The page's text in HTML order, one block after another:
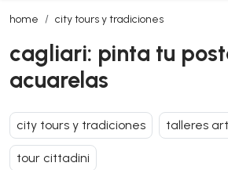
home city tours y tradiciones
cagliari: pinta tu postal con acuarelas
cagliari: pinta tu
acuarelas
city tours y tradiciones talleres
tour cittadini